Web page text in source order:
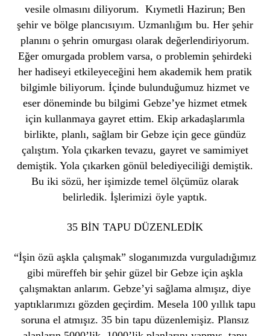
vesile olmasını diliyorum. Kıymetli Hazirun; Ben
şehir ve bölge plancısıyım. Uzmanlığım bu. Her şehir
planını o şehrin omurgası olarak değerlendiriyorum.
Eğer omurgada problem varsa, o problemin şehirdeki
her hadiseyi etkileyeceğini hem akademik hem pratik
bilgimle biliyorum. İçinde bulunduğumuz hizmet ve
eser döneminde bu bilgimi Gebze’ye hizmet etmek
için kullanmaya gayret ettim. Ekip arkadaşlarımla
birlikte, planlı, sağlam bir Gebze için gece gündüz
çalıştım. Yola çıkarken tevazu, gayret ve samimiyet
demiştik. Yola çıkarken gönül belediyeciliği demiştik.
Bu iki sözü, her işimizde temel ölçümüz olarak
belirledik. İşlerimizi öyle yaptık.
35 BİN TAPU DÜZENLEDİK
“İşin özü aşkla çalışmak” sloganımızda vurguladığımız
gibi müreffeh bir şehir güzel bir Gebze için aşkla
çalışmaktan anlarım. Gebze’yi sağlama almışız, diye
yaptıklarımızı gözden geçirdim. Mesela 100 yıllık tapu
soruna el atmışız. 35 bin tapu düzenlemişiz. Plansız